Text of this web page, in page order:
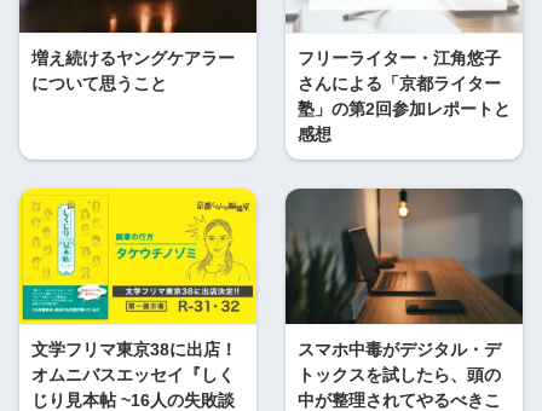
増え続けるヤングケアラー
について思うこと
フリーライター・江角悠子
さんによる「京都ライター
塾」の第2回参加レポートと
感想
文学フリマ東京38に出店！
オムニバスエッセイ『しく
じり見本帖 ~16人の失敗談
スマホ中毒がデジタル・デ
トックスを試したら、頭の
中が整理されてやるべきこ